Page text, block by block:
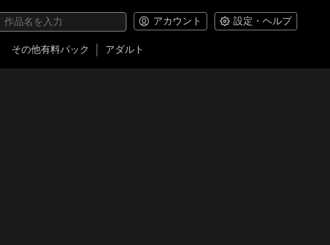
アカウント 設定・ヘルプ
その他有料パック アダルト